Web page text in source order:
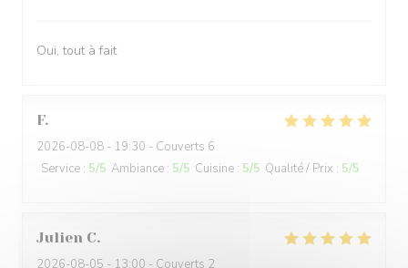
Oui, tout à fait
F
2026-08-08 - 19:30 - Couverts 6
Service : 5/5 Ambiance : 5/5 Cuisine : 5/5 Qualité / Prix : 5/5
Julien C
2026-08-05 - 13:00 - Couverts 2